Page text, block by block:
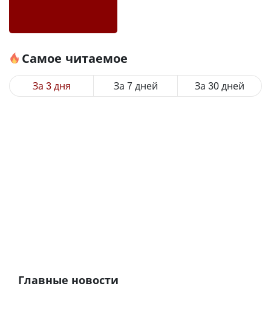
Самое читаемое
За 3 дня За 7 дней За 30 дней
Главные новости